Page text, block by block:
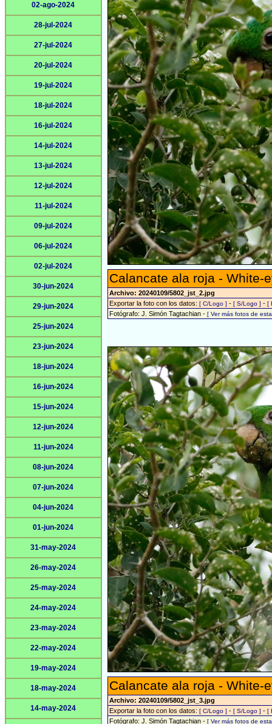
02-ago-2024
28-jul-2024
27-jul-2024
20-jul-2024
19-jul-2024
18-jul-2024
16-jul-2024
14-jul-2024
13-jul-2024
12-jul-2024
11-jul-2024
09-jul-2024
06-jul-2024
02-jul-2024
30-jun-2024
29-jun-2024
25-jun-2024
23-jun-2024
18-jun-2024
16-jun-2024
15-jun-2024
12-jun-2024
11-jun-2024
08-jun-2024
07-jun-2024
04-jun-2024
01-jun-2024
31-may-2024
26-may-2024
25-may-2024
24-may-2024
23-may-2024
22-may-2024
19-may-2024
18-may-2024
14-may-2024
Calancate ala roja - White-
Archivo: 20240109/5802_jst_2.jpg
Exportar la foto con los datos: [ C/Logo ] - [ S/Logo ] - [
Fotógrafo: J. Simón Tagtachian - [ Ver más fotos de
Calancate ala roja - White-
Archivo: 20240109/5802_jst_3.jpg
Exportar la foto con los datos: [ C/Logo ] - [ S/Logo ] - [
Fotógrafo: J. Simón Tagtachian - [ Ver más fotos de